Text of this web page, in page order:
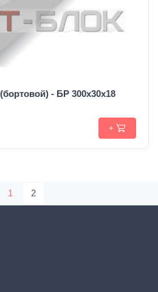
- БР 300х30х18
+
1 2